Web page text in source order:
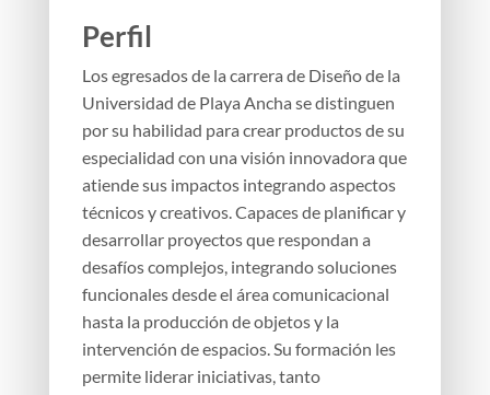
Perfil
Los egresados de la carrera de Diseño de la
Universidad de Playa Ancha se distinguen
por su habilidad para crear productos de su
especialidad con una visión innovadora que
atiende sus impactos integrando aspectos
técnicos y creativos. Capaces de planificar y
desarrollar proyectos que respondan a
desafíos complejos, integrando soluciones
funcionales desde el área comunicacional
hasta la producción de objetos y la
intervención de espacios. Su formación les
permite liderar iniciativas, tanto